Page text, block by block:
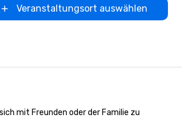
Veranstaltungsort auswählen
mit Freunden oder der Familie zu